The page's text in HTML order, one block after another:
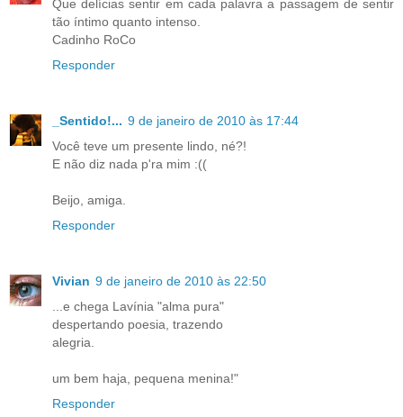
Que delícias sentir em cada palavra a passagem de sentir
tão íntimo quanto intenso.
Cadinho RoCo
Responder
_Sentido!... 9 de janeiro de 2010 às 17:44
Você teve um presente lindo, né?!
E não diz nada p'ra mim :((
Beijo, amiga.
Responder
Vivian 9 de janeiro de 2010 às 22:50
...e chega Lavínia "alma pura"
despertando poesia, trazendo
alegria.
um bem haja, pequena menina!"
Responder